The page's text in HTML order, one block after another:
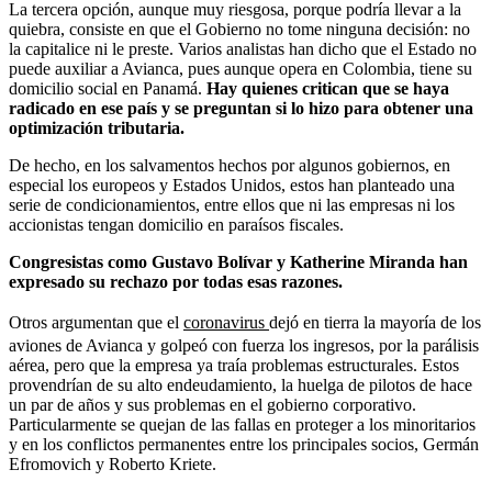
La tercera opción, aunque muy riesgosa, porque podría llevar a la
quiebra, consiste en que el Gobierno no tome ninguna decisión: no
la capitalice ni le preste. Varios analistas han dicho que el Estado no
puede auxiliar a Avianca, pues aunque opera en Colombia, tiene su
domicilio social en Panamá. Hay quienes critican que se haya
radicado en ese país y se preguntan si lo hizo para obtener una
optimización tributaria.
De hecho, en los salvamentos hechos por algunos gobiernos, en
especial los europeos y Estados Unidos, estos han planteado una
serie de condicionamientos, entre ellos que ni las empresas ni los
accionistas tengan domicilio en paraísos fiscales.
Congresistas como Gustavo Bolívar y Katherine Miranda han
expresado su rechazo por todas esas razones.
Otros argumentan que el coronavirus dejó en tierra la mayoría de los
aviones de Avianca y golpeó con fuerza los ingresos, por la parálisis
aérea, pero que la empresa ya traía problemas estructurales. Estos
provendrían de su alto endeudamiento, la huelga de pilotos de hace
un par de años y sus problemas en el gobierno corporativo.
Particularmente se quejan de las fallas en proteger a los minoritarios
y en los conflictos permanentes entre los principales socios, Germán
Efromovich y Roberto Kriete.